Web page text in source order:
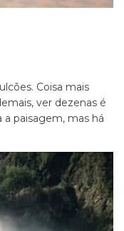
Coisa mais
ver dezenas é
a paisagem, mas há